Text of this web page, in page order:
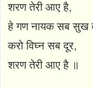
शरण तेरी आए है,
हे गण नायक सब सुख
करो विघ्न सब दूर,
शरण तेरी आए है ॥